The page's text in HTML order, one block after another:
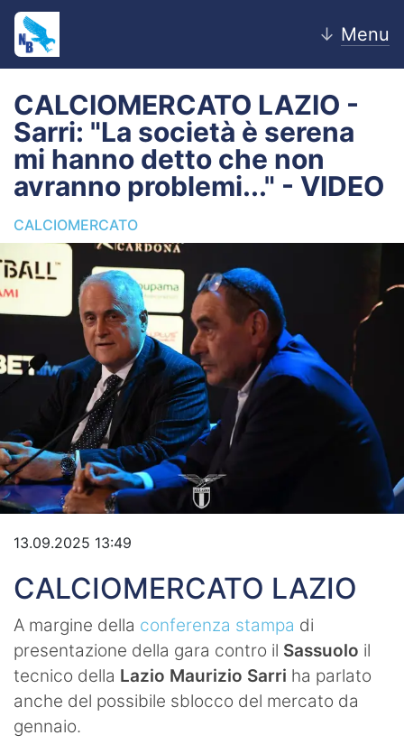
↓ Menu
Home
News
Editoriale
Pagelle
Settore Giovanile
Lazio Women
Calciomercato
Video
CALCIOMERCATO LAZIO -
Sarri: "La società è serena
mi hanno detto che non
avranno problemi..." - VIDEO
CALCIOMERCATO
13.09.2025 13:49
CALCIOMERCATO LAZIO
A margine della conferenza stampa di
presentazione della gara contro il Sassuolo il
tecnico della Lazio Maurizio Sarri ha parlato
anche del possibile sblocco del mercato da
gennaio.